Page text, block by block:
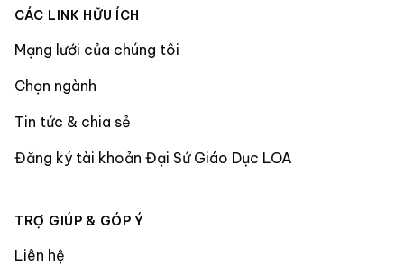
CÁC LINK HỮU ÍCH
Mạng lưới của chúng tôi
Chọn ngành
Tin tức & chia sẻ
Đăng ký tài khoản Đại Sứ Giáo Dục LOA
TRỢ GIÚP & GÓP Ý
Liên hệ